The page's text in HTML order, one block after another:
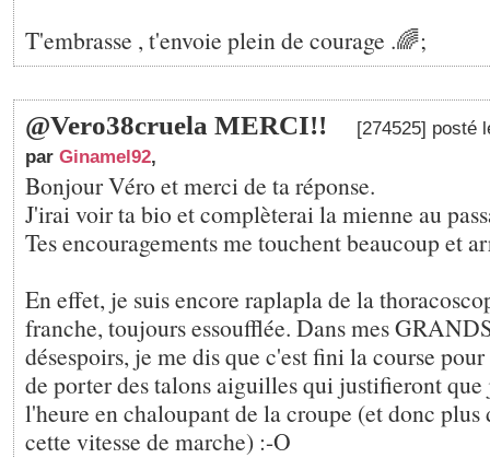
T'embrasse , t'envoie plein de courage .🌈;
@Vero38cruela MERCI!!
[274525] posté
par Ginamel92,
Bonjour Véro et merci de ta réponse.
J'irai voir ta bio et complèterai la mienne au
Tes encouragements me touchent beaucoup et
En effet, je suis encore raplapla de la
franche, toujours essoufflée. Dans mes
désespoirs, je me dis que c'est fini la course
de porter des talons aiguilles qui justifieront que
l'heure en chaloupant de la croupe (et donc plus
cette vitesse de marche) :-O